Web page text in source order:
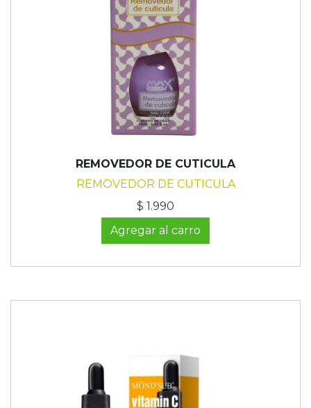
REMOVEDOR DE CUTICULA
REMOVEDOR DE CUTICULA
$ 1.990
Agregar al carro